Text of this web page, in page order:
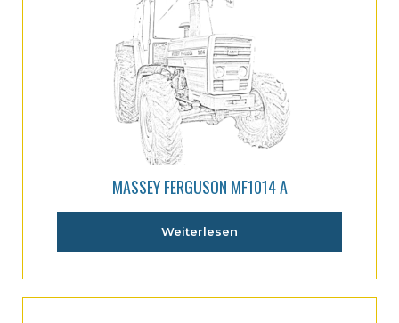
MASSEY FERGUSON MF1014 A
Weiterlesen